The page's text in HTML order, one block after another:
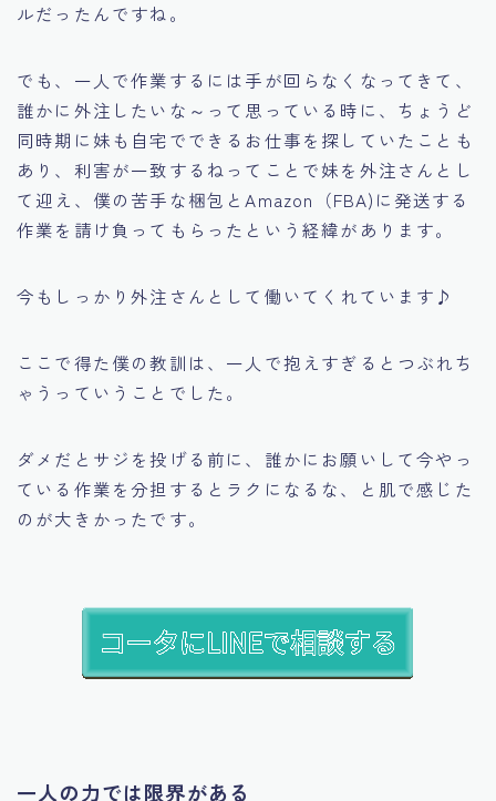
ルだったんですね。
でも、一人で作業するには手が回らなくなってきて、
誰かに外注したいな～って思っている時に、ちょうど
同時期に妹も自宅でできるお仕事を探していたことも
あり、利害が一致するねってことで妹を外注さんとし
て迎え、僕の苦手な梱包とAmazon（FBA)に発送する
作業を請け負ってもらったという経緯があります。
今もしっかり外注さんとして働いてくれています♪
ここで得た僕の教訓は、一人で抱えすぎるとつぶれち
ゃうっていうことでした。
ダメだとサジを投げる前に、誰かにお願いして今やっ
ている作業を分担するとラクになるな、と肌で感じた
のが大きかったです。
一人の力では限界がある